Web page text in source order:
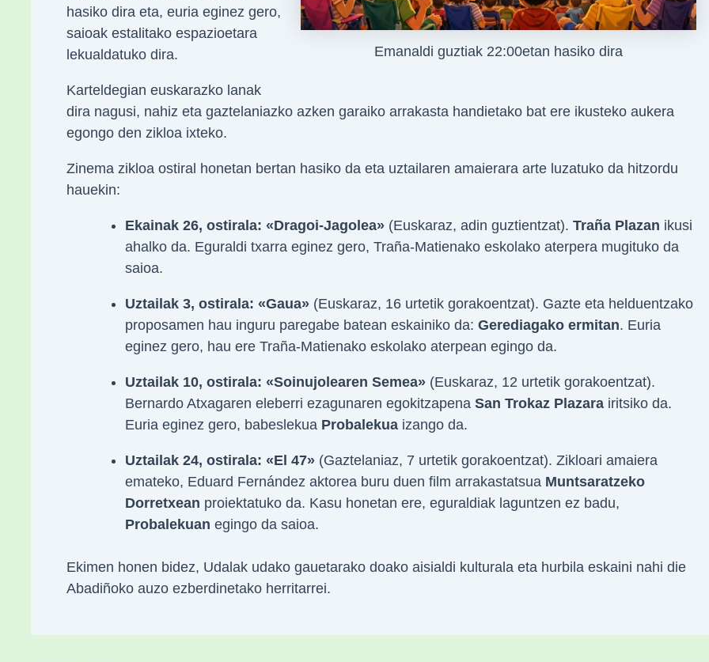
Emanaldi guztiak 22:00etan hasiko dira
hasiko dira eta, euria eginez gero,
saioak estalitako espazioetara
lekualdatuko dira.
Karteldegian euskarazko lanak
dira nagusi, nahiz eta gaztelaniazko azken garaiko arrakasta handietako bat ere ikusteko aukera
egongo den zikloa ixteko.
Zinema zikloa ostiral honetan bertan hasiko da eta uztailaren amaierara arte luzatuko da hitzordu
hauekin:
Ekainak 26, ostirala: «Dragoi-Jagolea»(Euskaraz, adin guztientzat). Traña Plazan ikusi
ahalko da. Eguraldi txarra eginez gero, Traña-Matienako eskolako aterpera mugituko da
saioa.
Uztailak 3, ostirala: «Gaua»(Euskaraz, 16 urtetik gorakoentzat). Gazte eta helduentzako
proposamen hau inguru paregabe batean eskainiko da: Gerediagako ermitan. Euria
eginez gero, hau ere Traña-Matienako eskolako aterpean egingo da.
Uztailak 10, ostirala: «Soinujolearen Semea»(Euskaraz, 12 urtetik gorakoentzat).
Bernardo Atxagaren eleberri ezagunaren egokitzapena San Trokaz Plazarairitsiko da.
Euria eginez gero, babeslekua Probalekuaizango da.
Uztailak 24, ostirala: «El 47»(Gaztelaniaz, 7 urtetik gorakoentzat). Zikloari amaiera
emateko, Eduard Fernández aktorea buru duen film arrakastatsua Muntsaratzeko
Dorretxean proiektatuko da. Kasu honetan ere, eguraldiak laguntzen ez badu,
Probalekuan egingo da saioa.
Ekimen honen bidez, Udalak udako gauetarako doako aisialdi kulturala eta hurbila eskaini nahi die
Abadiñoko auzo ezberdinetako herritarrei.